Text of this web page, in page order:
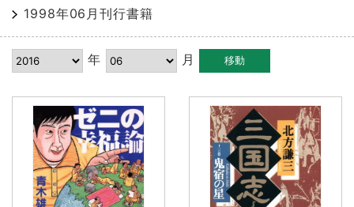
1998年06月刊行書籍
年 月